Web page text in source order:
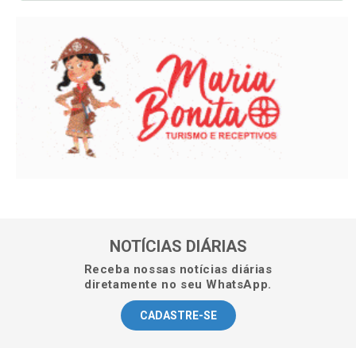
NOTÍCIAS DIÁRIAS
Receba nossas notícias diárias
diretamente no seu WhatsApp.
CADASTRE-SE